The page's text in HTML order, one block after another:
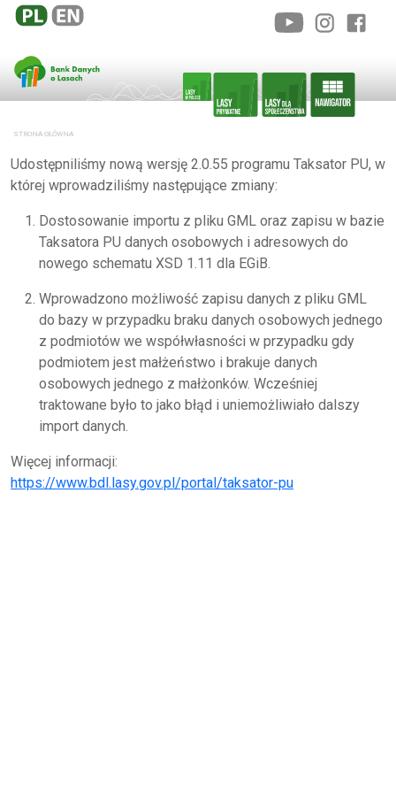
STRONA GŁÓWNA
Udostępniliśmy nową wersję 2.0.55 programu Taksator PU, w
której wprowadziliśmy następujące zmiany:
Dostosowanie importu z pliku GML oraz zapisu w bazie
Taksatora PU danych osobowych i adresowych do
nowego schematu XSD 1.11 dla EGiB.
Wprowadzono możliwość zapisu danych z pliku GML
do bazy w przypadku braku danych osobowych jednego
z podmiotów we współwłasności w przypadku gdy
podmiotem jest małżeństwo i brakuje danych
osobowych jednego z małżonków. Wcześniej
traktowane było to jako błąd i uniemożliwiało dalszy
import danych.
Więcej informacji:
https://www.bdl.lasy.gov.pl/portal/taksator-pu